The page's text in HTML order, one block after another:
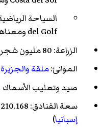
السياحة
del Golf ومعناها: "ساحل الجولف")
الزراعة: 80 مليون شجرة
الموانئ:ملقة
صيد وتعليب الأسماك
سعة الفنادق: 210.168 سرير (من 1.4 مليون سرير لإجمالي
إسبانيا)